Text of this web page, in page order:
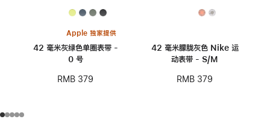
Apple 独家提供
42 毫米灰绿色单圈表带 -
0 号
RMB 379
42 毫米朦胧灰色 Nike 运
动表带 - S/M
RMB 379